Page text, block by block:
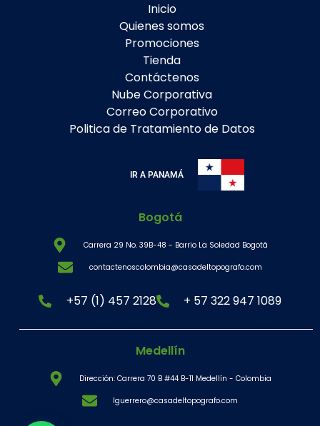
Inicio
Quienes somos
Promociones
Tienda
Contáctenos
Nube Corporativa
Correo Corporativo
Politica de Tratamiento de Datos
IR A PANAMÁ
Bogotá
Carrera 29 No. 39B-48 - Barrio La Soledad Bogotá
contactenoscolombia@casadeltopografo.com
+57 (1) 457 2128 + 57 322 947 1089
Medellín
Dirección: Carrera 70 B #44 B-11 Medellín - Colombia
lguerrero@casadeltopografo.com